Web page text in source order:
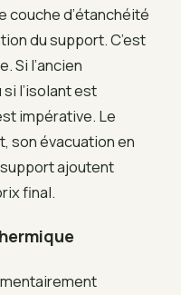
couche d’étanchéité
du support. C’est
Si l’ancien
l’isolant est
impérative. Le
son évacuation en
ajoutent
final.